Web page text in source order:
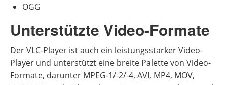
OGG
Unterstützte Video-Formate
Der VLC-Player ist auch ein leistungsstarker Video-
Player und unterstützt eine breite Palette von Video-
Formate, darunter MPEG-1/-2/-4, AVI, MP4, MOV,